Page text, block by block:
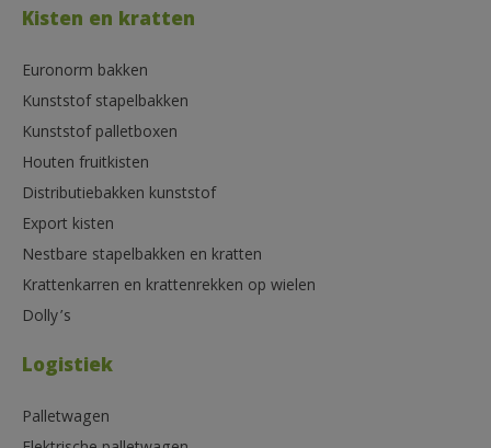
Kisten en kratten
Euronorm bakken
Kunststof stapelbakken
Kunststof palletboxen
Houten fruitkisten
Distributiebakken kunststof
Export kisten
Nestbare stapelbakken en kratten
Krattenkarren en krattenrekken op wielen
Dolly’s
Logistiek
Palletwagen